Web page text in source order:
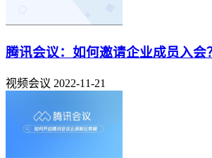
腾讯会议：如何邀请企业成员入会
视频会议 2022-11-21